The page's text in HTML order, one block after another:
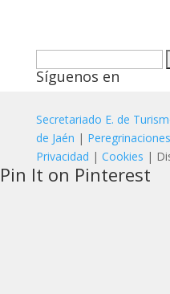
Síguenos en
Secretariado E. de
de Jaén |
Privacidad | Cookies |
Pin It on Pinterest